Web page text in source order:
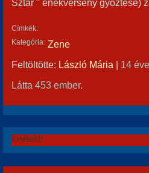
Sztár " énekverseny győztese)
Címkék:
Kategória: Zene
Feltöltötte: László Mária | 14 éve
Látta 453 ember.
Értékeld!